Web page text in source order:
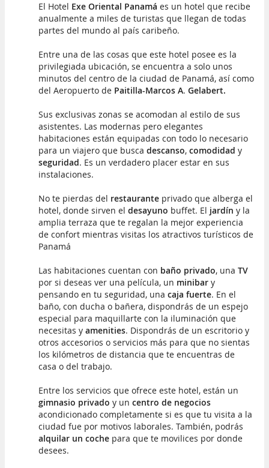
El Hotel Exe Oriental Panamá es un hotel que recibe
anualmente a miles de turistas que llegan de todas
partes del mundo al país caribeño.
Entre una de las cosas que este hotel posee es la
privilegiada ubicación, se encuentra a solo unos
minutos del centro de la ciudad de Panamá, así como
del Aeropuerto de Paitilla-Marcos A. Gelabert.
Sus exclusivas zonas se acomodan al estilo de sus
asistentes. Las modernas pero elegantes
habitaciones están equipadas con todo lo necesario
para un viajero que busca descanso, comodidad y
seguridad. Es un verdadero placer estar en sus
instalaciones.
No te pierdas del restaurante privado que alberga el
hotel, donde sirven el desayuno buffet. El jardín y la
amplia terraza que te regalan la mejor experiencia
de confort mientras visitas los atractivos turísticos de
Panamá
Las habitaciones cuentan con baño privado, una TV
por si deseas ver una película, un minibar y
pensando en tu seguridad, una caja fuerte. En el
baño, con ducha o bañera, dispondrás de un espejo
especial para maquillarte con la iluminación que
necesitas y amenities. Dispondrás de un escritorio y
otros accesorios o servicios más para que no sientas
los kilómetros de distancia que te encuentras de
casa o del trabajo.
Entre los servicios que ofrece este hotel, están un
gimnasio privado y un centro de negocios
acondicionado completamente si es que tu visita a la
ciudad fue por motivos laborales. También, podrás
alquilar un coche para que te movilices por donde
desees.